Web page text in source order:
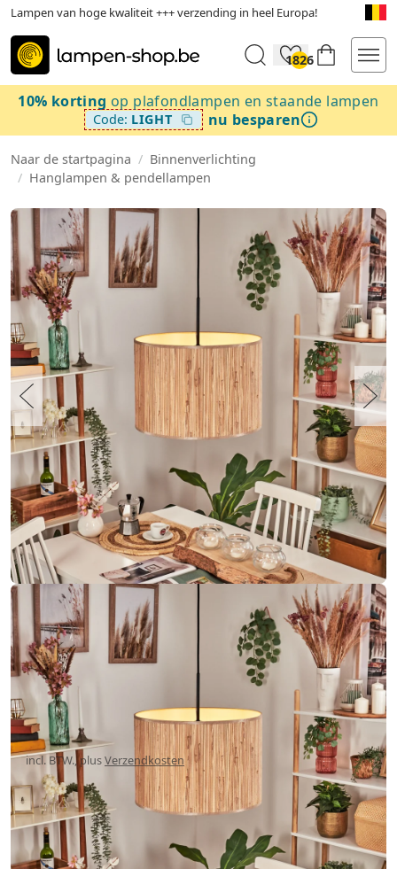
Lampen van hoge kwaliteit +++ verzending in heel Europa!
1826
10% korting op plafondlampen en staande lampen
Code: LIGHT nu besparen
Naar de startpagina / Binnenverlichting
/ Hanglampen & pendellampen
Bongal Hanglamp, Hanglamp Bruin,
Natuurlijke kleuren, 1-licht
-28% € 71,99
Je redt€ 28,00 Adviesprijs: € 99,99
incl. BTW., plusVerzendkosten , Gratis verzending in BE
in winkelwagen
Gratis verzending
in BE